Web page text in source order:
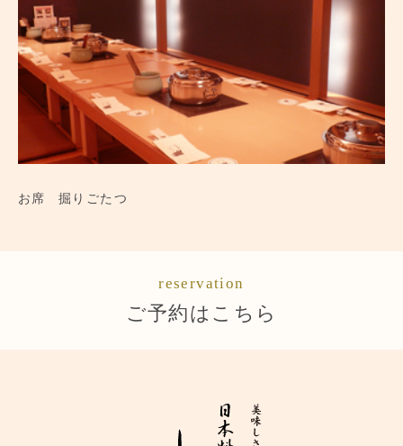
お席 掘りごたつ
reservation
ご予約はこちら